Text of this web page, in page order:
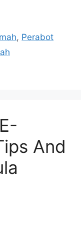
, Perabot
And